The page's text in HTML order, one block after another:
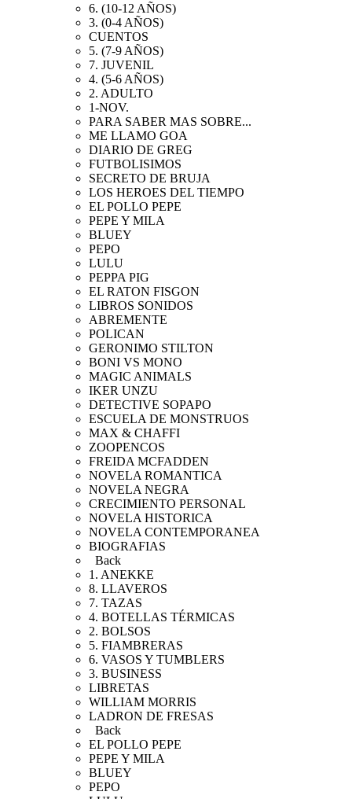
6. (10-12 AÑOS)
3. (0-4 AÑOS)
CUENTOS
5. (7-9 AÑOS)
7. JUVENIL
4. (5-6 AÑOS)
2. ADULTO
1-NOV.
PARA SABER MAS SOBRE...
ME LLAMO GOA
DIARIO DE GREG
FUTBOLISIMOS
SECRETO DE BRUJA
LOS HEROES DEL TIEMPO
EL POLLO PEPE
PEPE Y MILA
BLUEY
PEPO
LULU
PEPPA PIG
EL RATON FISGON
LIBROS SONIDOS
ABREMENTE
POLICAN
GERONIMO STILTON
BONI VS MONO
MAGIC ANIMALS
IKER UNZU
DETECTIVE SOPAPO
ESCUELA DE MONSTRUOS
MAX & CHAFFI
ZOOPENCOS
FREIDA MCFADDEN
NOVELA ROMANTICA
NOVELA NEGRA
CRECIMIENTO PERSONAL
NOVELA HISTORICA
NOVELA CONTEMPORANEA
BIOGRAFIAS
Back
1. ANEKKE
8. LLAVEROS
7. TAZAS
4. BOTELLAS TÉRMICAS
2. BOLSOS
5. FIAMBRERAS
6. VASOS Y TUMBLERS
3. BUSINESS
LIBRETAS
WILLIAM MORRIS
LADRON DE FRESAS
Back
EL POLLO PEPE
PEPE Y MILA
BLUEY
PEPO